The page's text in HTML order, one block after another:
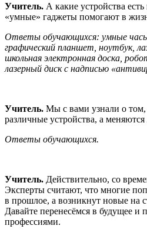
Учитель. А какие устройства
«умные» гаджеты помогают в
Ответы обучающихся: умные часы,
графический планшет, ноутбук,
школьная электронная доска,
лазерный диск с надписью
Учитель. Мы с вами узнали о
различные устройства, а
Ответы обучающихся.
Учитель. Действительно, со
Эксперты считают, что многие
в прошлое, а возникнут новые на
Давайте перенесёмся в будущее и
профессиями.